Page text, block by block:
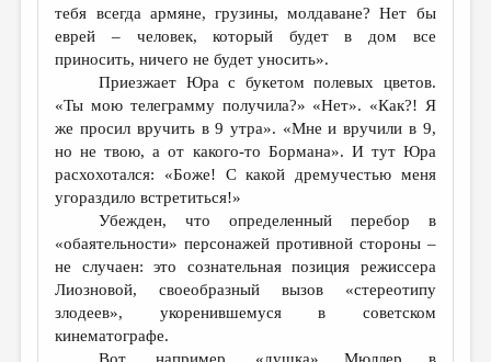
тебя всегда армяне, грузины, молдаване? Нет бы
еврей – человек, который будет в дом все
приносить, ничего не будет уносить».
Приезжает Юра с букетом полевых цветов.
«Ты мою телеграмму получила?» «Нет». «Как?! Я
же просил вручить в 9 утра». «Мне и вручили в 9,
но не твою, а от какого-то Бормана». И тут Юра
расхохотался: «Боже! С какой дремучестью меня
угораздило встретиться!»
Убежден, что определенный перебор в
«обаятельности» персонажей противной стороны –
не случаен: это сознательная позиция режиссера
Лиозновой, своеобразный вызов «стереотипу
злодеев», укоренившемуся в советском
кинематографе.